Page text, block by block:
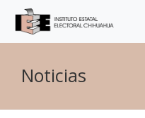
Noticias